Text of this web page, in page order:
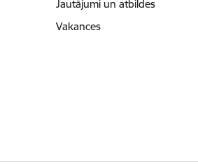
Jautājumi un atbildes
Vakances